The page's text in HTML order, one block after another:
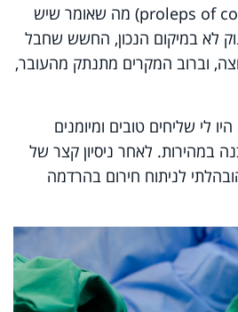
proleps of) מה שאומר שיש
לא במיקום הנכון, החשש שחבל
וברוב המקרים מתנתק מהעובר,
לי שליחים טובים ומיומנים
במהירות. לאחר ניסיון קצר של
לניתוח חירום בהרדמה